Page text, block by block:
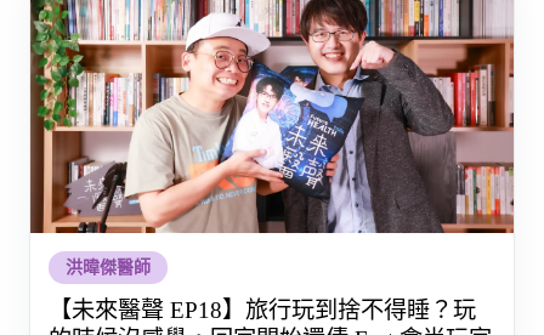
洪暐傑醫師
【未來醫聲 EP18】旅行玩到捨不得睡？玩